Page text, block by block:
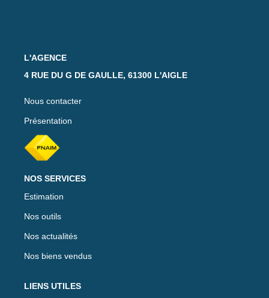
L'AGENCE
4 RUE DU G DE GAULLE, 61300 L'AIGLE
Nous contacter
Présentation
NOS SERVICES
Estimation
Nos outils
Nos actualités
Nos biens vendus
LIENS UTILES